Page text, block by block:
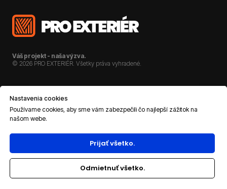
Váš projekt - naša výzva.
© 2026 PRO EXTERIÉR. Všetky práva vyhradené.
REFERENCIE
KONTAKT
OCHRANA OSOBNÝCH ÚDAJOV
Nastavenia cookies
Používame cookies, aby sme vám zabezpečili čo najlepší zážitok na
našom webe.
Prijať všetko.
Odmietnuť všetko.